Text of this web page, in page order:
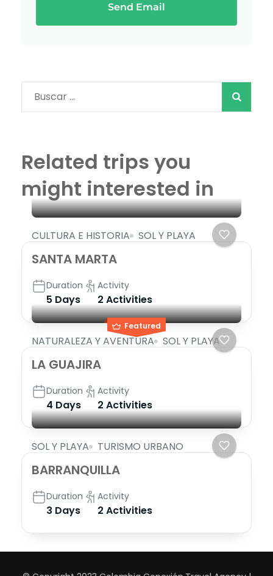
Send Email
Buscar:
Related trips you
might interested in
CULTURA E HISTORIA SOL Y PLAYA
SANTA MARTA
Duration
5 Days
Activity
2 Activities
Featured
NATURALEZA Y AVENTURA SOL Y PLAYA
LA GUAJIRA
Duration
4 Days
Activity
2 Activities
SOL Y PLAYA TURISMO URBANO
BARRANQUILLA
Duration
3 Days
Activity
2 Activities